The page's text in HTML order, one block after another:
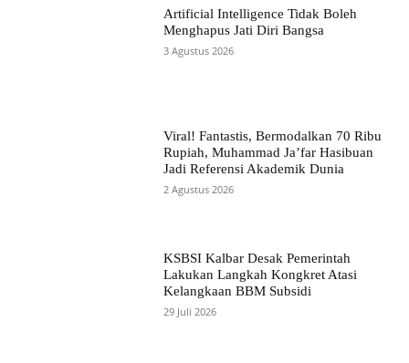
Artificial Intelligence Tidak Boleh
Menghapus Jati Diri Bangsa
3 Agustus 2026
Viral! Fantastis, Bermodalkan 70 Ribu
Rupiah, Muhammad Ja’far Hasibuan
Jadi Referensi Akademik Dunia
2 Agustus 2026
KSBSI Kalbar Desak Pemerintah
Lakukan Langkah Kongkret Atasi
Kelangkaan BBM Subsidi
29 Juli 2026